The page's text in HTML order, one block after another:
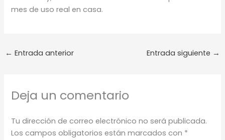
mes de uso real en casa.
← Entrada anterior Entrada siguiente →
Deja un comentario
Tu dirección de correo electrónico no será publicada.
Los campos obligatorios están marcados con *